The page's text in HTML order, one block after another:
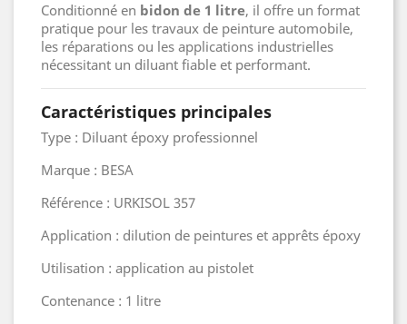
Conditionné en bidon de 1 litre, il offre un format
pratique pour les travaux de peinture automobile,
les réparations ou les applications industrielles
nécessitant un diluant fiable et performant.
Caractéristiques principales
Type : Diluant époxy professionnel
Marque : BESA
Référence : URKISOL 357
Application : dilution de peintures et apprêts époxy
Utilisation : application au pistolet
Contenance : 1 litre